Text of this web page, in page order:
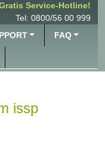
Service-Hotline!
Tel: 0800/56 00 999
FAQ
issp